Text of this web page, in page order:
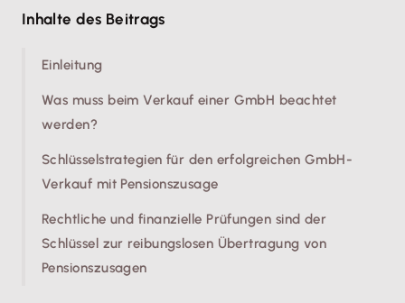
Inhalte des Beitrags
Einleitung
Was muss beim Verkauf einer GmbH beachtet
werden?
Schlüsselstrategien für den erfolgreichen GmbH-
Verkauf mit Pensionszusage
Rechtliche und finanzielle Prüfungen sind der
Schlüssel zur reibungslosen Übertragung von
Pensionszusagen